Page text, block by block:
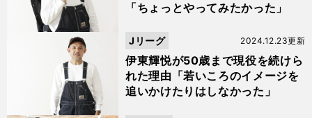
「ちょっとやってみたかった」
伊東輝悦が50歳まで現役を続けら
れた理由「若いころのイメージを
追いかけたりはしなかった」
2024.12.23更新
Jリーグ